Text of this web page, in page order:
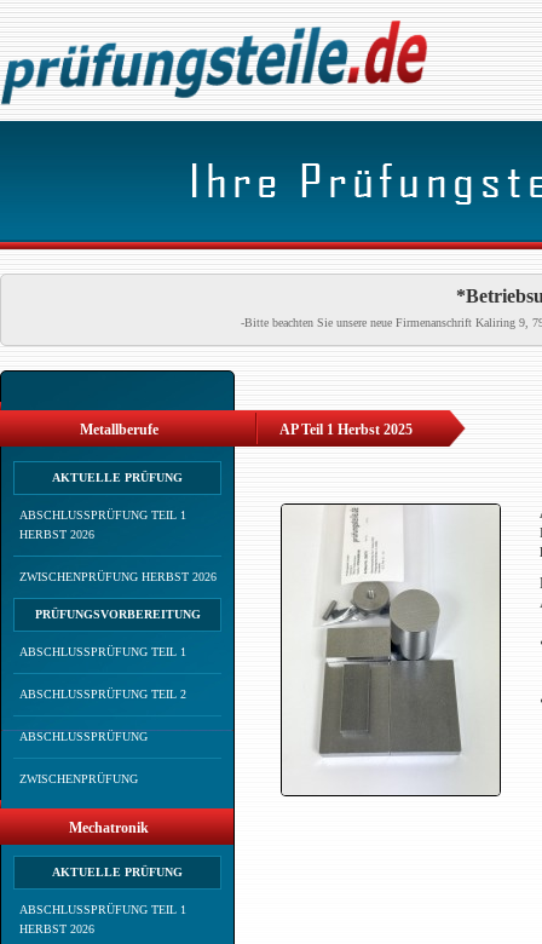
-Bitte beachten Sie unsere neue Firmenanschrift Kaliring 9,
Metallberufe
AKTUELLE PRÜFUNG
ABSCHLUSSPRÜFUNG TEIL 1
HERBST 2026
ZWISCHENPRÜFUNG HERBST 2026
PRÜFUNGSVORBEREITUNG
ABSCHLUSSPRÜFUNG TEIL 1
ABSCHLUSSPRÜFUNG TEIL 2
ABSCHLUSSPRÜFUNG
ZWISCHENPRÜFUNG
Mechatronik
AKTUELLE PRÜFUNG
ABSCHLUSSPRÜFUNG TEIL 1
HERBST 2026
AP Teil 1 Herbst 2025